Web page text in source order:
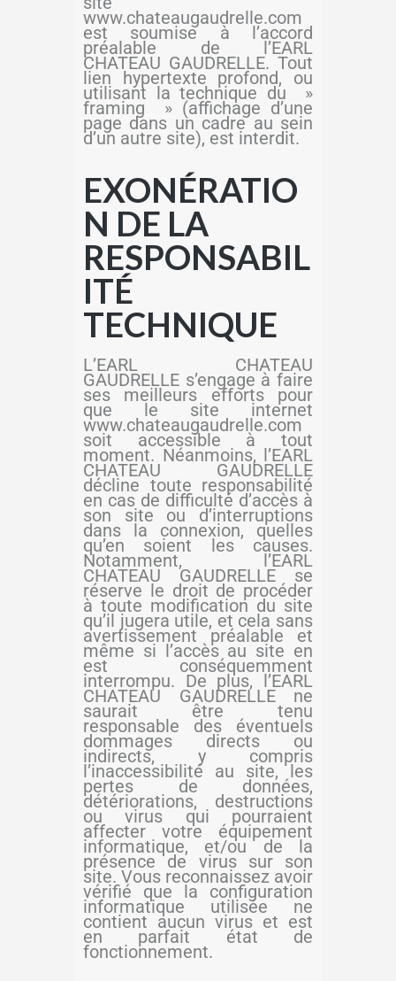
www.chateaugaudrelle.com
est soumise à l’accord
préalable de l’EARL
CHATEAU GAUDRELLE. Tout
lien hypertexte profond, ou
utilisant la technique du »
framing » (affichage d’une
page dans un cadre au sein
d’un autre site), est interdit.
EXONÉRATIO
N DE LA
RESPONSABIL
ITÉ
TECHNIQUE
L’EARL CHATEAU
GAUDRELLE s’engage à faire
ses meilleurs efforts pour
que le site internet
www.chateaugaudrelle.com
soit accessible à tout
moment. Néanmoins, l’EARL
CHATEAU GAUDRELLE
décline toute responsabilité
en cas de difficulté d’accès à
son site ou d’interruptions
dans la connexion, quelles
qu’en soient les causes.
Notamment, l’EARL
CHATEAU GAUDRELLE se
réserve le droit de procéder
à toute modification du site
qu’il jugera utile, et cela sans
avertissement préalable et
même si l’accès au site en
est conséquemment
interrompu. De plus, l’EARL
CHATEAU GAUDRELLE ne
saurait être tenu
responsable des éventuels
dommages directs ou
indirects, y compris
l’inaccessibilité au site, les
pertes de données,
détériorations, destructions
ou virus qui pourraient
affecter votre équipement
informatique, et/ou de la
présence de virus sur son
site. Vous reconnaissez avoir
vérifié que la configuration
informatique utilisée ne
contient aucun virus et est
en parfait état de
fonctionnement.